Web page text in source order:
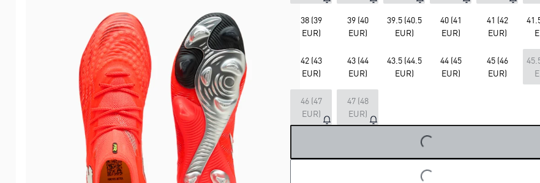
38 (39
EUR)
39 (40
EUR)
39.5 (40.5
EUR)
40 (41
EUR)
41 (42
EUR)
42 (43
EUR)
43 (44
EUR)
43.5 (44.5
EUR)
44 (45
EUR)
45 (46
EUR)
46 (47
EUR)
47 (48
EUR)
LOADING...
LOADING...